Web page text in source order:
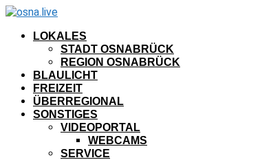
LOKALES
STADT OSNABRÜCK
REGION OSNABRÜCK
BLAULICHT
FREIZEIT
ÜBERREGIONAL
SONSTIGES
VIDEOPORTAL
WEBCAMS
SERVICE